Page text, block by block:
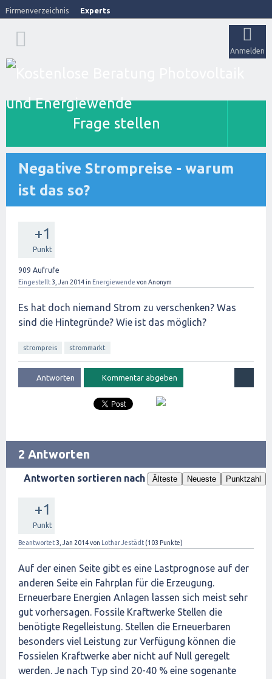
Firmenverzeichnis Experts
Anmelden
Frage stellen
Negative Strompreise - warum
ist das so?
+1
Punkt
909 Aufrufe
Eingestellt 3, Jan 2014in Energiewende von Anonym
Es hat doch niemand Strom zu verschenken? Was
sind die Hintegründe? Wie ist das möglich?
strompreis strommarkt
2 Antworten
Antworten sortieren nach Älteste Neueste Punktzahl
+1
Punkt
Beantwortet 3, Jan 2014von Lothar Jestädt (103 Punkte)
Auf der einen Seite gibt es eine Lastprognose auf der
anderen Seite ein Fahrplan für die Erzeugung.
Erneuerbare Energien Anlagen lassen sich meist sehr
gut vorhersagen. Fossile Kraftwerke Stellen die
benötigte Regelleistung. Stellen die Erneuerbaren
besonders viel Leistung zur Verfügung können die
Fossielen Kraftwerke aber nicht auf Null geregelt
werden. Je nach Typ sind 20-40 % eine sogenante